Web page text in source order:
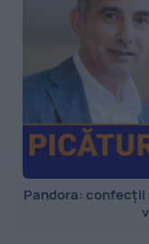
Pandora: confecții